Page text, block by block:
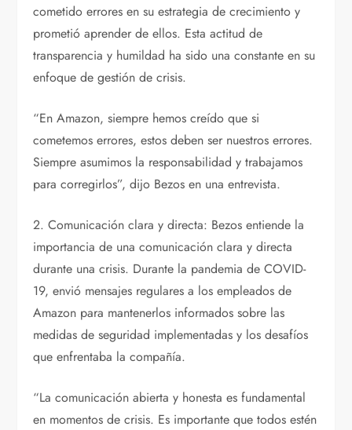
cometido errores en su estrategia de crecimiento y
prometió aprender de ellos. Esta actitud de
transparencia y humildad ha sido una constante en su
enfoque de gestión de crisis.
“En Amazon, siempre hemos creído que si
cometemos errores, estos deben ser nuestros errores.
Siempre asumimos la responsabilidad y trabajamos
para corregirlos”, dijo Bezos en una entrevista.
2. Comunicación clara y directa: Bezos entiende la
importancia de una comunicación clara y directa
durante una crisis. Durante la pandemia de COVID-
19, envió mensajes regulares a los empleados de
Amazon para mantenerlos informados sobre las
medidas de seguridad implementadas y los desafíos
que enfrentaba la compañía.
“La comunicación abierta y honesta es fundamental
en momentos de crisis. Es importante que todos estén